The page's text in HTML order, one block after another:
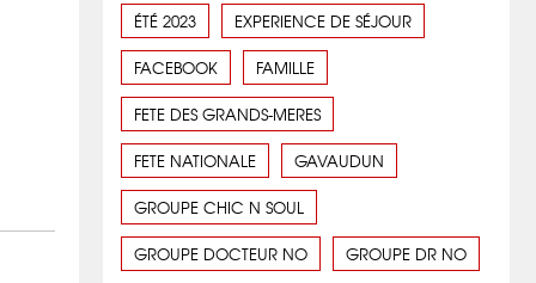
ÉTÉ 2023 EXPERIENCE DE SÉJOUR
FACEBOOK FAMILLE
FETE DES GRANDS-MERES
FETE NATIONALE GAVAUDUN
GROUPE CHIC N SOUL
GROUPE DOCTEUR NO GROUPE DR NO